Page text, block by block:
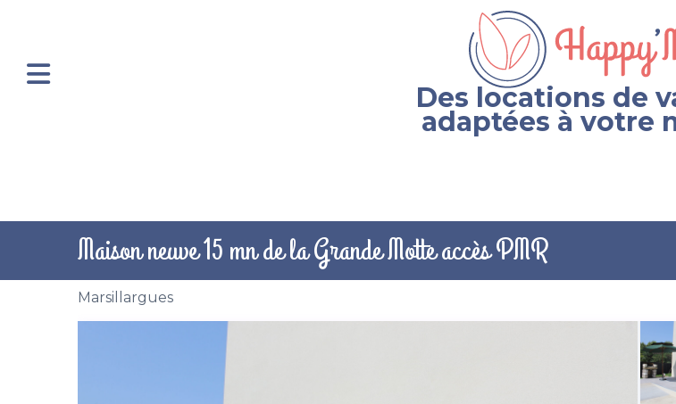
Des locations de
adaptées à votre
Maison neuve 15 mn de la Grande Motte accès PMR
Marsillargues